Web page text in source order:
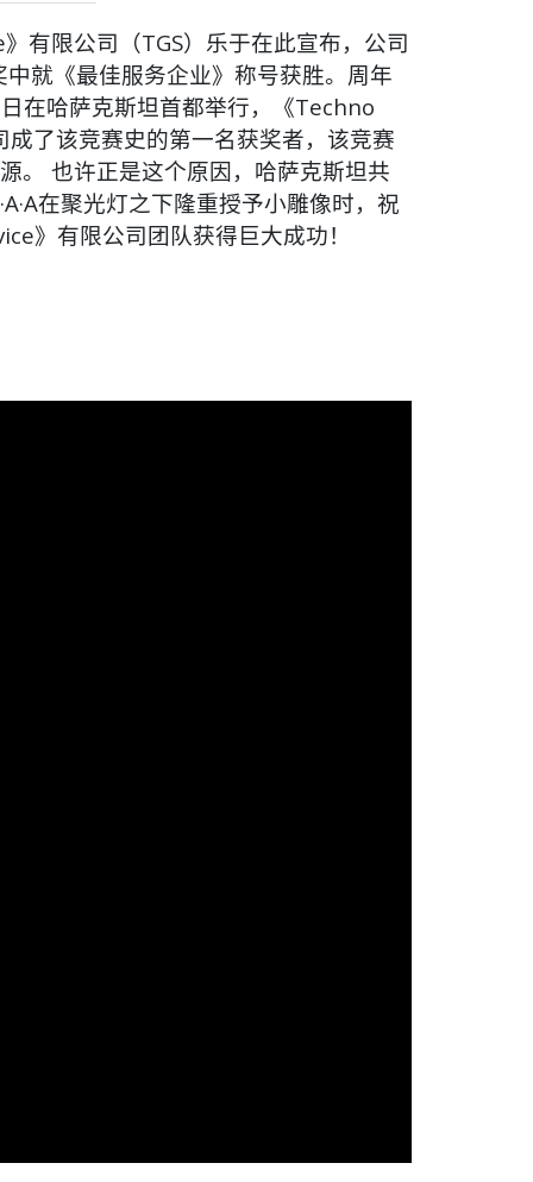
有限公司（TGS）乐于在此宣布，公司
就《最佳服务企业》称号获胜。周年
在哈萨克斯坦首都举行，《Techno
了该竞赛史的第一名获奖者，该竞赛
。 也许正是这个原因，哈萨克斯坦共
在聚光灯之下隆重授予小雕像时，祝
》有限公司团队获得巨大成功！